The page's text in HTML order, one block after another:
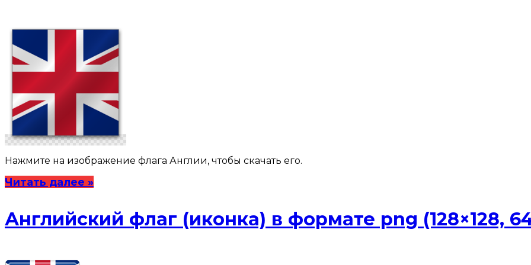
Нажмите на изображение флага Англии, чтобы скачать его.
Читать далее »
Английский флаг (иконка) в формате png (128×128,